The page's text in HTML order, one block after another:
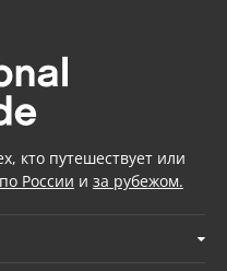
кто путешествует или
по России и за рубежом.